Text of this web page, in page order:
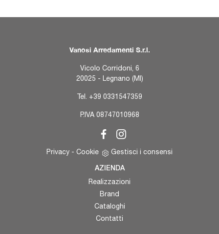
Vanosi Arredamenti S.r.l.
Vicolo Corridoni, 6
20025 - Legnano (MI)
Tel. +39 0331547359
P.IVA 08747010968
Privacy - Cookie Gestisci i consensi
AZIENDA
Realizzazioni
Brand
Cataloghi
Contatti